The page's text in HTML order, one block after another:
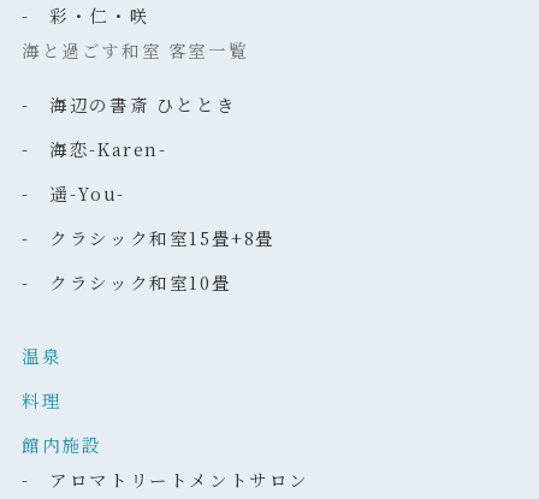
- 彩・仁・咲
海と過ごす和室 客室一覧
- 海辺の書斎 ひととき
- 海恋-Karen-
- 遥-You-
- クラシック和室15畳+8畳
- クラシック和室10畳
温泉
料理
館内施設
- アロマトリートメントサロン